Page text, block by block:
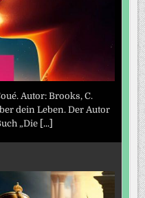
Autor: Brooks, C.
dein Leben. Der Autor
„Die [...]